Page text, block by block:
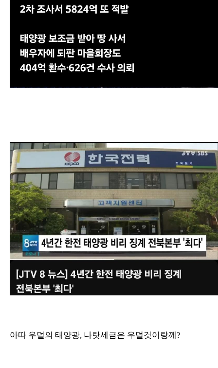
아따 우덜의 태양광, 나랏세금은 우덜것이랑께?